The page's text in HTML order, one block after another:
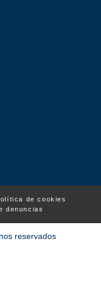
de cookies
denuncias
reservados